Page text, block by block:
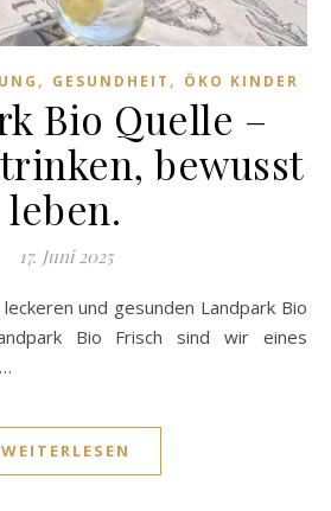
, GESUNDHEIT , ÖKO KINDER
Bio Quelle –
bewusst
leben.
17. Juni 2025
Bio Frisch sind wir eines
WEITERLESEN